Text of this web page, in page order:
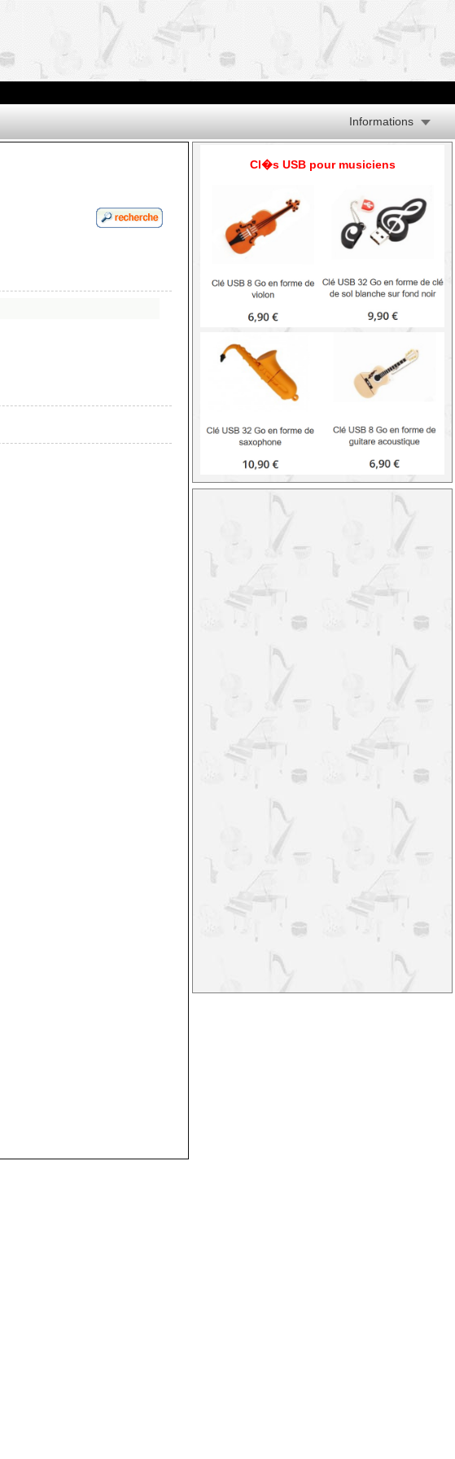
Informations
Cl�s USB pour musiciens